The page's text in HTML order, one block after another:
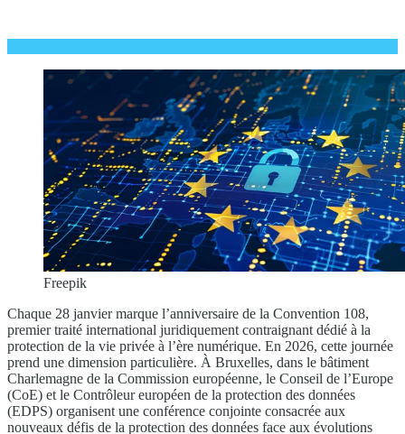
Freepik
Chaque 28 janvier marque l’anniversaire de la Convention 108,
premier traité international juridiquement contraignant dédié à la
protection de la vie privée à l’ère numérique. En 2026, cette journée
prend une dimension particulière. À Bruxelles, dans le bâtiment
Charlemagne de la Commission européenne, le Conseil de l’Europe
(CoE) et le Contrôleur européen de la protection des données
(EDPS) organisent une conférence conjointe consacrée aux
nouveaux défis de la protection des données face aux évolutions